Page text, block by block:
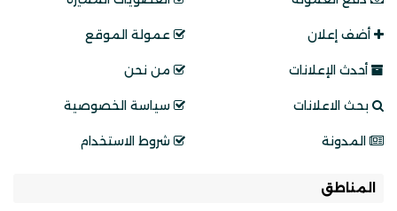
أضف إعلان
أحدث الإعلانات
بحث الاعلانات
المدونة
عمولة الموقع
من نحن
سياسة الخصوصية
شروط الاستخدام
المناطق